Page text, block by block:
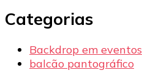
Categorias
Backdrop em eventos
balcão pantográfico